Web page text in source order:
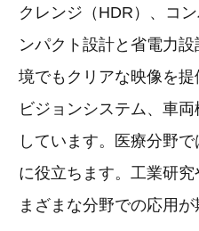
クレンジ（HDR）、コ
ンパクト設計と省電力
境でもクリアな映像を
ビジョンシステム、車
しています。医療分野
に役立ちます。工業研
まざまな分野での応用が